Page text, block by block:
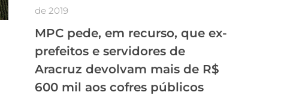
de 2019
MPC pede, em recurso, que ex-
prefeitos e servidores de
Aracruz devolvam mais de R$
600 mil aos cofres públicos